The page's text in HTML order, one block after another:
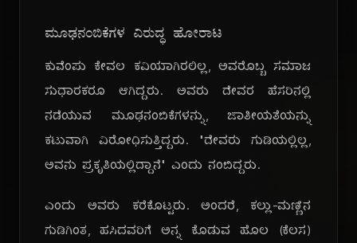
ಮೂಢನಂಬಿಕೆಗಳ ವಿರುದ್ಧ ಹೋರಾಟ
ಕುವೆಂಪು ಕೇವಲ ಕವಿಯಾಗಿರಲಿಲ್ಲ, ಅವರೊಬ್ಬ ಸಮಾಜ
ಸುಧಾರಕರೂ ಆಗಿದ್ದರು. ಅವರು ದೇವರ ಹೆಸರಿನಲ್ಲಿ
ನಡೆಯುವ ಮೂಢನಂಬಿಕೆಗಳನ್ನು, ಜಾತೀಯತೆಯನ್ನು
ಕಟುವಾಗಿ ವಿರೋಧಿಸುತ್ತಿದ್ದರು. "ದೇವರು ಗುಡಿಯಲ್ಲಿಲ್ಲ,
ಅವನು ಪ್ರಕೃತಿಯಲ್ಲಿದ್ದಾನೆ" ಎಂದು ನಂಬಿದ್ದರು.
ಎಂದು ಅವರು ಕರೆಕೊಟ್ಟರು. ಅಂದರೆ, ಕಲ್ಲು-ಮಣ್ಣಿನ
ಗುಡಿಗಿಂತ, ಹಸಿದವರಿಗೆ ಅನ್ನ ಕೊಡುವ ಹೊಲ (ಕೆಲಸ)